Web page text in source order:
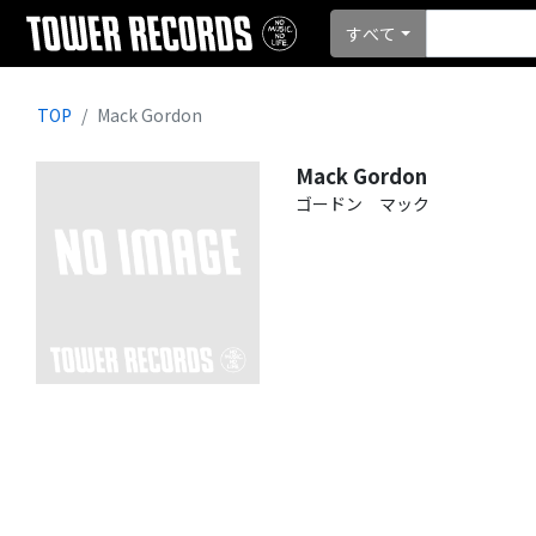
すべて
TOP Mack Gordon
Mack Gordon
ゴードン マック